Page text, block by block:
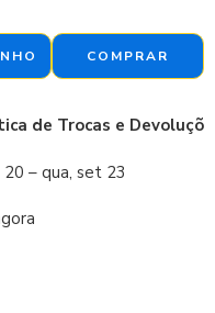
COMPRAR
de Trocas e
20 – qua, set 23